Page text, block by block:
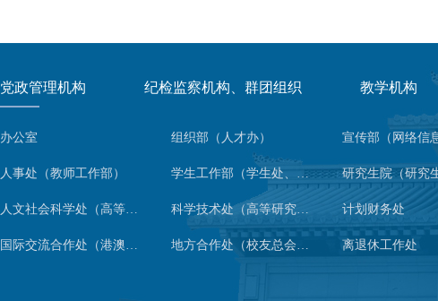
党政管理机构 纪检监察机构、群团组织 教学机构
办公室 组织部（人才办）
人事处（教师工作部） 学生工作部（学生处、人武部）
计划财务处
离退休工作处